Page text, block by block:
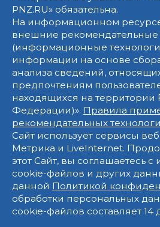
PNZ.RU» обязательна.
На информационном
внешние рекомендательные
(информационные
информации на основе
анализа сведений,
предпочтениям
находящихся на территории
Федерации)». Правила
рекомендательных
Сайт использует сервисы
Метрика и LiveInternet.
этот Сайт, вы соглашаетесь
cookie-файлов и других
данной Политикой
обработки персональных
cookie-файлов составляет 14